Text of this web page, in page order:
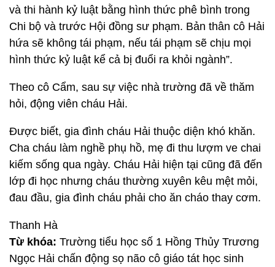
và thi hành kỷ luật bằng hình thức phê bình trong
Chi bộ và trước Hội đồng sư phạm. Bản thân cô Hải
hứa sẽ không tái phạm, nếu tái phạm sẽ chịu mọi
hình thức kỷ luật kể cả bị đuổi ra khỏi ngành”.
Theo cô Cẩm, sau sự việc nhà trường đã về thăm
hỏi, động viên cháu Hải.
Được biết, gia đình cháu Hải thuộc diện khó khăn.
Cha cháu làm nghề phụ hồ, mẹ đi thu lượm ve chai
kiếm sống qua ngày. Cháu Hải hiện tại cũng đã đến
lớp đi học nhưng cháu thường xuyên kêu mệt mỏi,
đau đầu, gia đình cháu phải cho ăn cháo thay cơm.
Thanh Hà
Từ khóa: Trường tiểu học số 1 Hồng Thủy Trương
Ngọc Hải chấn động sọ não cô giáo tát học sinh